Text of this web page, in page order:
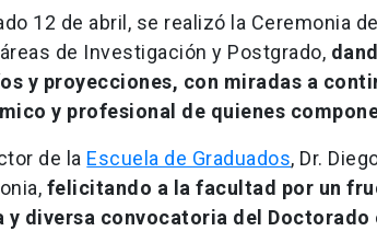
12 de abril, se realizó la Ceremonia
de Investigación y Postgrado,
y proyecciones, con miradas a
y profesional de quienes
de la Escuela de Graduados, Dr.
felicitando a la facultad por un
y diversa convocatoria del Doctorado